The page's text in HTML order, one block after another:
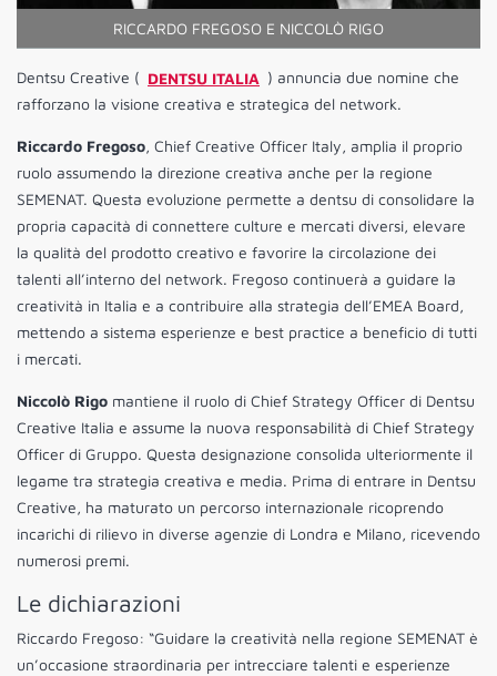
RICCARDO FREGOSO E NICCOLÒ RIGO
Dentsu Creative ( DENTSU ITALIA ) annuncia due nomine che
rafforzano la visione creativa e strategica del network.
Riccardo Fregoso, Chief Creative Officer Italy, amplia il proprio
ruolo assumendo la direzione creativa anche per la regione
SEMENAT. Questa evoluzione permette a dentsu di consolidare la
propria capacità di connettere culture e mercati diversi, elevare
la qualità del prodotto creativo e favorire la circolazione dei
talenti all’interno del network. Fregoso continuerà a guidare la
creatività in Italia e a contribuire alla strategia dell’EMEA Board,
mettendo a sistema esperienze e best practice a beneficio di tutti
i mercati.
Niccolò Rigo mantiene il ruolo di Chief Strategy Officer di Dentsu
Creative Italia e assume la nuova responsabilità di Chief Strategy
Officer di Gruppo. Questa designazione consolida ulteriormente il
legame tra strategia creativa e media. Prima di entrare in Dentsu
Creative, ha maturato un percorso internazionale ricoprendo
incarichi di rilievo in diverse agenzie di Londra e Milano, ricevendo
numerosi premi.
Le dichiarazioni
Riccardo Fregoso: “Guidare la creatività nella regione SEMENAT è
un’occasione straordinaria per intrecciare talenti e esperienze